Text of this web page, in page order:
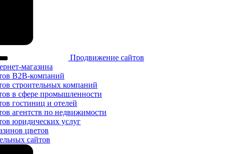
Продвижение сайтов
магазина
B2B-компаний
строительных компаний
в сфере промышленности
гостиниц и отелей
агентств по недвижимости
юридических услуг
цветов
сайтов